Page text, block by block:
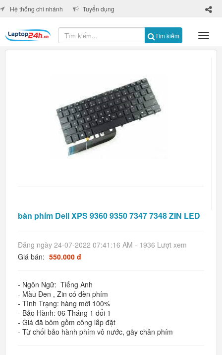
Tìm kiếm
×
Hệ thống chi nhánh Tuyển dụng
bàn phím Dell XPS 9360 9350 7347 7348 ZIN LED
Đăng ngày 24-07-2022 07:41:16 AM - 1936 Lượt xem
Giá bán: 550.000 đ
- Ngôn Ngữ: Tiếng Anh
- Màu Đen , Zin có đèn phím
- Tình Trạng: hàng mới 100%
- Bảo Hành: 06 Tháng 1 đổi 1
- Giá đã bôm gồm công lắp đặt
- Từ chối bảo hành phím vô nước, gãy chân phím